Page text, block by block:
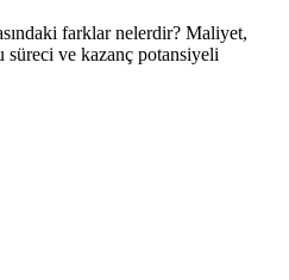
farklar nelerdir? Maliyet,
süreci ve kazanç potansiyeli